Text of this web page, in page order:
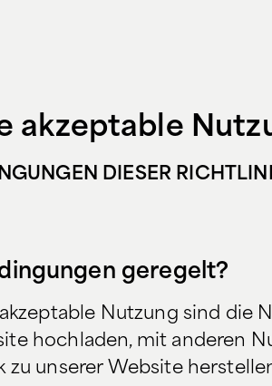
akzeptable
DIESER
geregelt?
Nutzung sind die
hochladen, mit anderen
zu unserer Website